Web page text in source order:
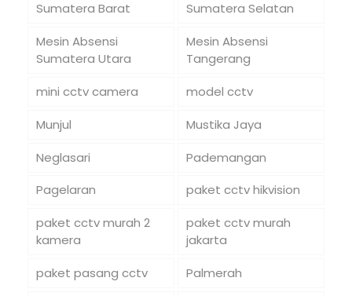
Sumatera Barat
Sumatera Selatan
Mesin Absensi
Sumatera Utara
Mesin Absensi
Tangerang
mini cctv camera
model cctv
Munjul
Mustika Jaya
Neglasari
Pademangan
Pagelaran
paket cctv hikvision
paket cctv murah 2
kamera
paket cctv murah
jakarta
paket pasang cctv
Palmerah